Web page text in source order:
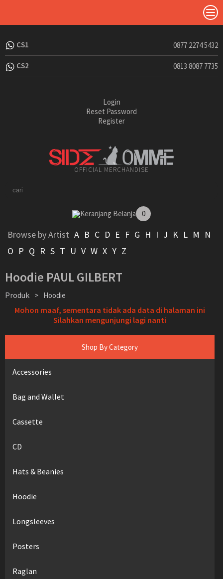
CS1 0877 2274 5432
CS2 0813 8087 7735
Login
Reset Password
Register
OFFICIAL MERCHANDISE
Keranjang Belanja 0
Browse by Artist A B C D E F G H I J K L M
N
O P Q R S T U V W X Y Z
Shop By Category
Accessories
Bag and Wallet
Cassette
CD
Hats & Beanies
Hoodie
Longsleeves
Posters
Raglan
Hoodie PAUL GILBERT
Produk > Hoodie
Mohon maaf, sementara tidak ada data di halaman ini
Silahkan mengunjungi lagi nanti